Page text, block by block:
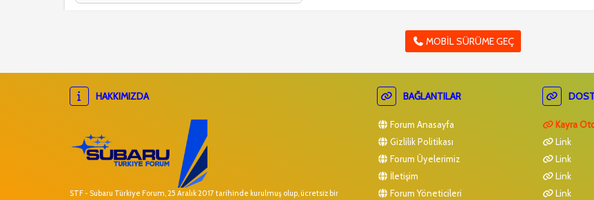
MOBIL SÜRÜME GEÇ
HAKKIMIZDA
STF - Subaru Türkiye Forum, 25 Aralık 2017 tarihinde kurulmuş olup, ücretsiz bir
BAĞLANTILAR
Forum Anasayfa
Gizlilik Politikası
Forum Üyelerimiz
İletişim
Forum Yöneticileri
Kayra
Link
Link
Link
Link